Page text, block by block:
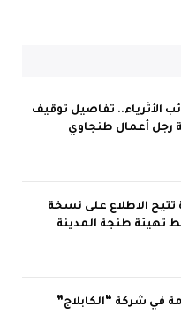
الأثرياء.. تفاصيل توقيف
رجل أعمال طنجاوي
تتيح الاطلاع على نسخة
تهيئة طنجة المدينة
في شركة “الكابلاج”